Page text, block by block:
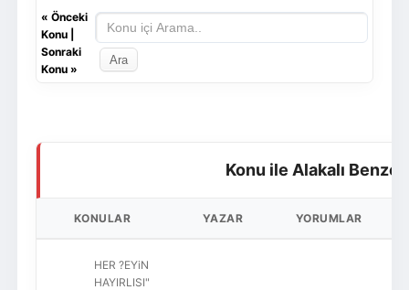
« Önceki
Konu|
Sonraki
Konu»
Konu ile Alakalı
KONULAR YAZAR YORUMLAR
HER ?EYiN
HAYIRLISI"